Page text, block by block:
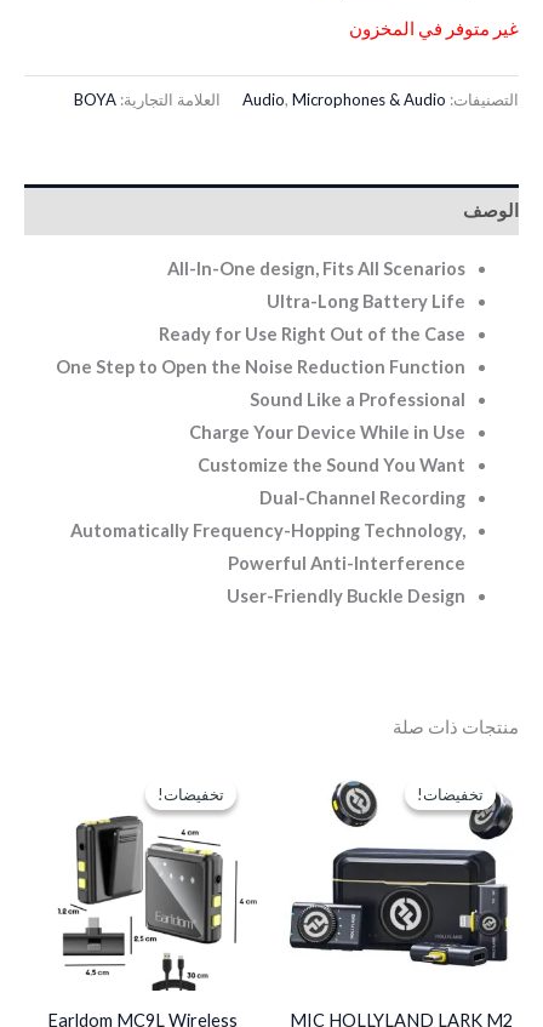
غير متوفر في المخزون
التصنيفات: Audio, Microphones & Audio العلامة التجارية: BOYA
الوصف
All-In-One design, Fits All Scenarios
Ultra-Long Battery Life
Ready for Use Right Out of the Case
One Step to Open the Noise Reduction Function
Sound Like a Professional
Charge Your Device While in Use
Customize the Sound You Want
Dual-Channel Recording
Automatically Frequency-Hopping Technology,
Powerful Anti-Interference
User-Friendly Buckle Design
منتجات ذات صلة
تخفيضات!
تخفيضات!
MIC HOLLYLAND LARK M2
الأصلي
EGP5,500.
تخفيضات!
تخفيضات!
Earldom MC9L Wireless
EGP750.
EGP500.